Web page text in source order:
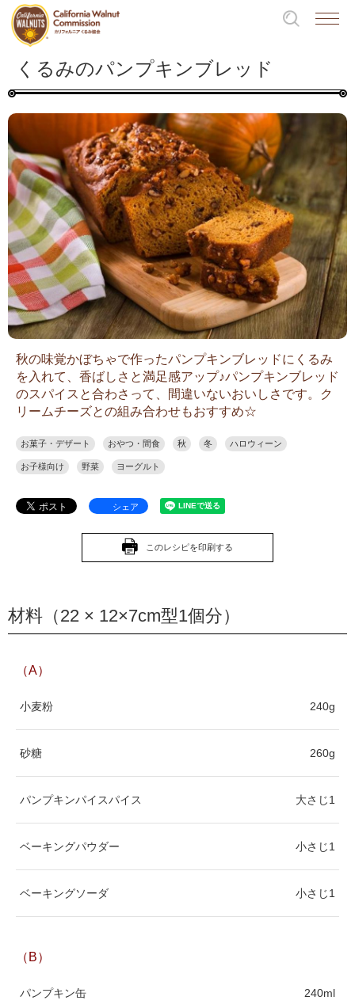
くるみのパンプキンブレッド
秋の味覚かぼちゃで作ったパンプキンブレッドにくるみ
を入れて、香ばしさと満足感アップ♪パンプキンブレッド
のスパイスと合わさって、間違いないおいしさです。ク
リームチーズとの組み合わせもおすすめ☆
お菓子・デザート おやつ・間食 秋 冬 ハロウィーン
お子様向け 野菜 ヨーグルト
シェア
このレシピを印刷する
材料（22 × 12×7cm型1個分）
（A）
小麦粉 240g
砂糖 260g
パンプキンパイスパイス 大さじ1
ベーキングパウダー 小さじ1
ベーキングソーダ 小さじ1
（B）
パンプキン缶
240ml